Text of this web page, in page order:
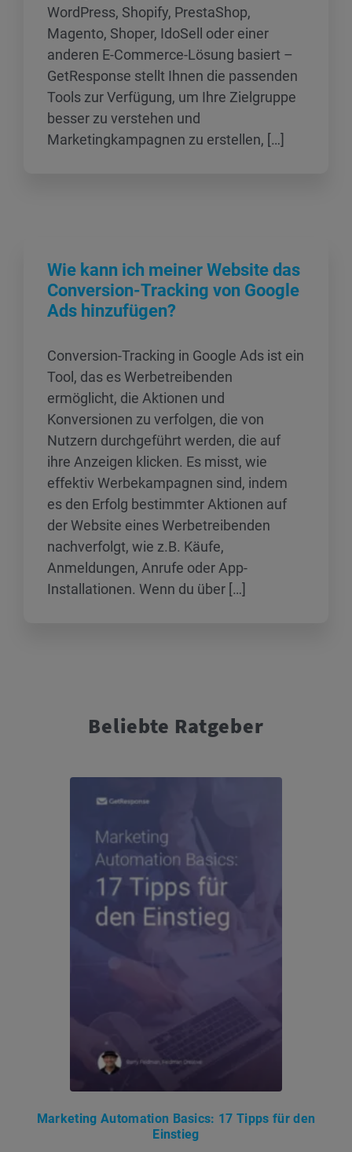
WordPress, Shopify, PrestaShop,
Magento, Shoper, IdoSell oder einer
anderen E‑Commerce‑Lösung basiert –
GetResponse stellt Ihnen die passenden
Tools zur Verfügung, um Ihre Zielgruppe
besser zu verstehen und
Marketingkampagnen zu erstellen, […]
Wie kann ich meiner Website das
Conversion-Tracking von Google
Ads hinzufügen?
Conversion-Tracking in Google Ads ist ein
Tool, das es Werbetreibenden
ermöglicht, die Aktionen und
Konversionen zu verfolgen, die von
Nutzern durchgeführt werden, die auf
ihre Anzeigen klicken. Es misst, wie
effektiv Werbekampagnen sind, indem
es den Erfolg bestimmter Aktionen auf
der Website eines Werbetreibenden
nachverfolgt, wie z.B. Käufe,
Anmeldungen, Anrufe oder App-
Installationen. Wenn du über […]
Beliebte Ratgeber
Marketing Automation Basics: 17 Tipps für den
Einstieg